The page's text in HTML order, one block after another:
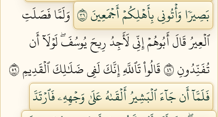
بَصِيرٗا وَأۡتُونِي بِأَهۡلِكُمۡ أَجۡمَعِينَ ٩٣
وَلَمَّا فَصَلَتِ
ٱلۡعِيرُ قَالَ أَبُوهُمۡ إِنِّي لَأَجِدُ رِيحَ يُوسُفَۖ لَوۡلَآ أَن
تُفَنِّدُونِ ٩٤
قَالُواْ تَٱللَّهِ إِنَّكَ لَفِي ضَلَٰلِكَ ٱلۡقَدِيمِ ٩٥
فَلَمَّآ أَن جَآءَ ٱلۡبَشِيرُ أَلۡقَىٰهُ عَلَىٰ وَجۡهِهِۦ فَٱرۡتَدَّ